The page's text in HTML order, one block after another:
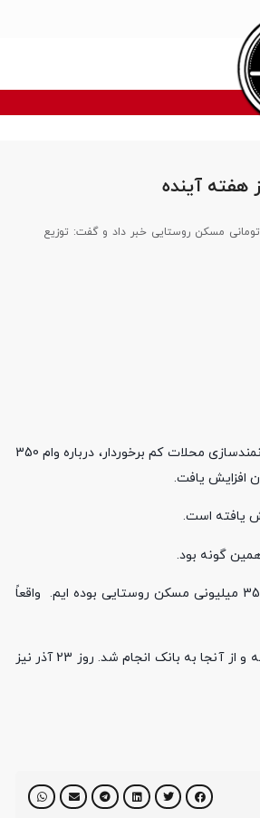
انجام مراحل اداری تصمیم نامه وام ۳۵۰ میلیون تومانی مسکن روستایی خبر داد و گفت: توزیع
نبض خبر / غلامرضا صالحی در مراسم امضای تفاهمنامه ساخت مسکن در وسع در 2020 محله کم برخوردار با ستاد توانمندسازی محلات کم برخوردار، درباره وام 350
گونه بود.
وی یادآور شد: برخلاف گذشته شاهد همکاری خوبی بین وزارت راه و شهرسازی و سازمان برنامه و بودجه برای وام 350 میلیونی مسکن روستایی بوده ایم. واقعاً
رییس بنیاد مسکن بیان کرد: هفته گذشته مراحل اداری تصمیم نامه از صندوق ملی مسکن به سازمان برنامه و بودجه و از آنجا به بانک انجام شد. روز 23 آذر نیز